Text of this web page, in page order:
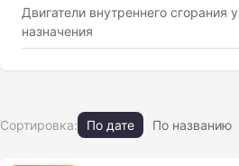
Двигатели внутреннего сгорания
назначения
Сортировка: По дате По названию